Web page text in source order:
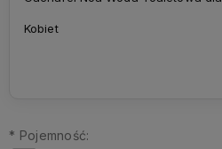
Kobiet
* Pojemność: